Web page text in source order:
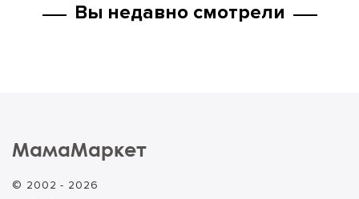
Вы недавно смотрели
МамаМаркет
© 2002 - 2026